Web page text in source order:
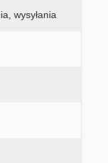
wysyłania